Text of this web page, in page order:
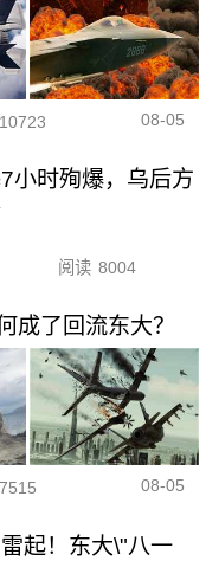
10723 08-05
小时殉爆，乌后方
阅读 8004
成了回流东大？
7515 08-05
起！东大\"八一